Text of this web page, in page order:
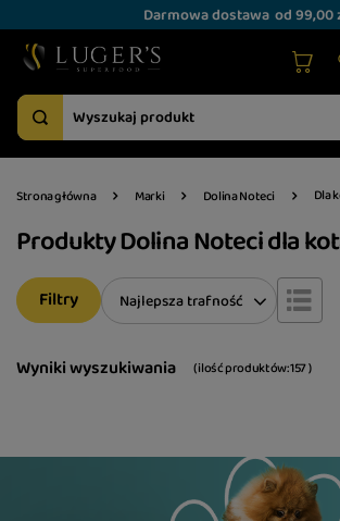
Darmowa dostawa od 99,00
Strona główna Marki Dolina Noteci Dla
Produkty Dolina Noteci dla
Wyniki wyszukiwania ( ilość produktów:157)
Zmień sortowanie
Najlepsza trafność
Filtry